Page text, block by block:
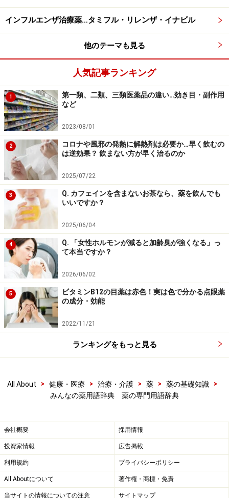
インフルエンザ治療薬…タミフル・リレンザ・イナビル
他のテーマも見る
人気記事ランキング
1
第一類、二類、三類医薬品の違い…効き目・副作用
など
2023/08/01
2
コロナや風邪の発熱に解熱剤は必要か…早く飲むの
は逆効果？ 飲まない方が早く治るのか
2025/07/22
3
Q. カフェインを含まないお茶なら、薬を飲んでも
いいですか？
2025/06/04
4
Q. 「女性ホルモンが減ると加齢臭が強くなる」っ
て本当ですか？
2026/06/02
5
ビタミンB12の目薬は赤色！実は色で分かる点眼薬
の成分・効能
2022/11/21
ランキングをもっと見る
All About > 健康・医療 > 治療・介護 > 薬 > 薬の基礎知識
>
みんなの薬用語辞典 薬の専門用語辞典
会社概要 採用情報
投資家情報 広告掲載
利用規約 プライバシーポリシー
All Aboutについて 著作権・商標・免責
当サイトの情報についての注意 サイトマップ